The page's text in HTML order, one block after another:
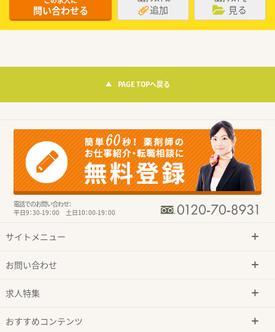
問い合わせる 追加 見る
PAGE TOPへ戻る
電話でのお問い合わせ：
平日9：30-19：00 土日10：00-19：00
サイトメニュー
お問い合わせ
求人特集
おすすめコンテンツ